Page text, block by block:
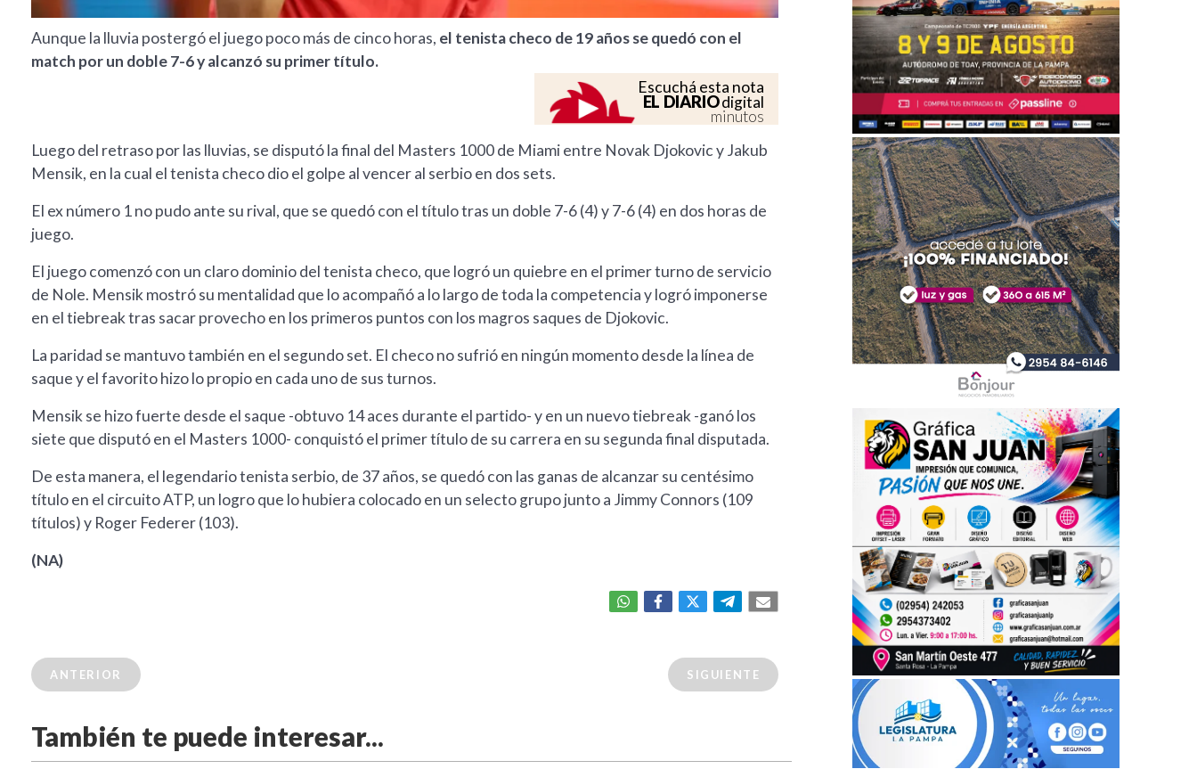
Aunque la lluvia postergó el juego poco más de cinco horas, el tenista checo de 19 años se quedó con el
match por un doble 7-6 y alcanzó su primer título.
Escuchá esta nota
EL DIARIOdigital
minutos
Luego del retraso por las lluvias, se disputó la final del Masters 1000 de Miami entre Novak Djokovic y Jakub
Mensik, en la cual el tenista checo dio el golpe al vencer al serbio en dos sets.
El ex número 1 no pudo ante su rival, que se quedó con el título tras un doble 7-6 (4) y 7-6 (4) en dos horas de
juego.
El juego comenzó con un claro dominio del tenista checo, que logró un quiebre en el primer turno de servicio
de Nole. Mensik mostró su mentalidad que lo acompañó a lo largo de toda la competencia y logró imponerse
en el tiebreak tras sacar provecho en los primeros puntos con los magros saques de Djokovic.
La paridad se mantuvo también en el segundo set. El checo no sufrió en ningún momento desde la línea de
saque y el favorito hizo lo propio en cada uno de sus turnos.
Mensik se hizo fuerte desde el saque -obtuvo 14 aces durante el partido- y en un nuevo tiebreak -ganó los
siete que disputó en el Masters 1000- conquistó el primer título de su carrera en su segunda final disputada.
De esta manera, el legendario tenista serbio, de 37 años, se quedó con las ganas de alcanzar su centésimo
título en el circuito ATP, un logro que lo hubiera colocado en un selecto grupo junto a Jimmy Connors (109
títulos) y Roger Federer (103).
(NA)
ANTERIOR SIGUIENTE
También te puede interesar...